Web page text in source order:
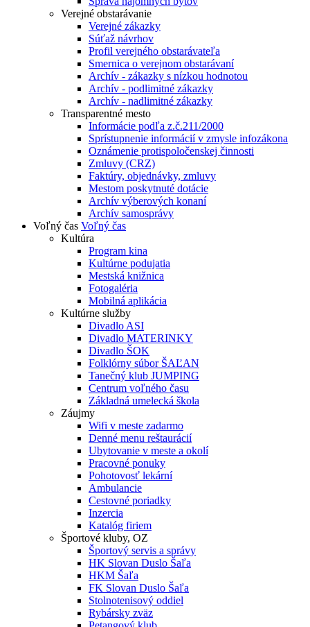
Verejné obstarávanie
Verejné zákazky
Súťaž návrhov
Profil verejného obstarávateľa
Smernica o verejnom obstarávaní
Archív - zákazky s nízkou hodnotou
Archív - podlimitné zákazky
Archív - nadlimitné zákazky
Transparentné mesto
Informácie podľa z.č.211/2000
Sprístupnenie informácií v zmysle infozákona
Oznámenie protispoločenskej činnosti
Zmluvy (CRZ)
Faktúry, objednávky, zmluvy
Mestom poskytnuté dotácie
Archív výberových konaní
Archív samosprávy
Voľný čas Voľný čas
Kultúra
Program kina
Kultúrne podujatia
Mestská knižnica
Fotogaléria
Mobilná aplikácia
Kultúrne služby
Divadlo ASI
Divadlo MATERINKY
Divadlo ŠOK
Folklórny súbor ŠAĽAN
Tanečný klub JUMPING
Centrum voľného času
Základná umelecká škola
Záujmy
Wifi v meste zadarmo
Denné menu reštaurácií
Ubytovanie v meste a okolí
Pracovné ponuky
Pohotovosť lekární
Ambulancie
Cestovné poriadky
Inzercia
Katalóg firiem
Športové kluby, OZ
Športový servis a správy
HK Slovan Duslo Šaľa
HKM Šaľa
FK Slovan Duslo Šaľa
Stolnotenisový oddiel
Rybársky zväz